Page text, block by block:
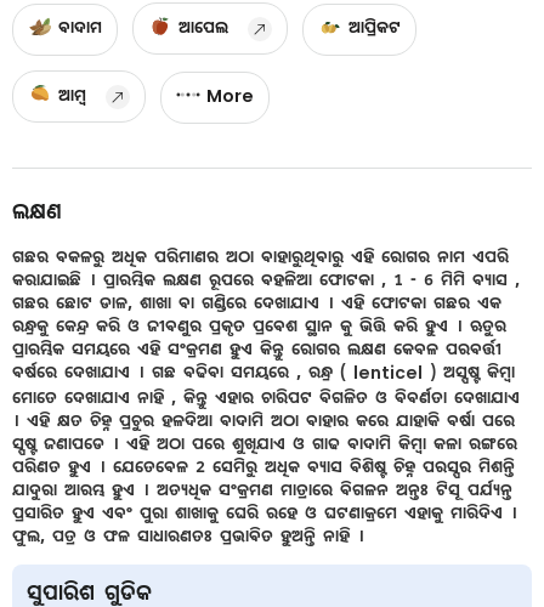
ବାଦାମ ଆପେଲ ଆପ୍ରିକଟ
ଆମ୍ବ More
ଲକ୍ଷଣ
ଗଛର ବକଳରୁ ଅଧିକ ପରିମାଣର ଅଠା ବାହାରୁଥିବାରୁ ଏହି ରୋଗର ନାମ ଏପରି
କରାଯାଇଛି । ପ୍ରାରମ୍ଭିକ ଲକ୍ଷଣ ରୂପରେ ବହଳିଆ ଫୋଟକା , 1 - 6 ମିମି ବ୍ୟାସ ,
ଗଛର ଛୋଟ ଡାଳ, ଶାଖା ବା ଗଣ୍ଡିରେ ଦେଖାଯାଏ । ଏହି ଫୋଟକା ଗଛର ଏକ
ରନ୍ଧ୍ରକୁ କେନ୍ଦ୍ର କରି ଓ ଜୀବଣୁର ପ୍ରକୃତ ପ୍ରବେଶ ସ୍ଥାନ କୁ ଭିତ୍ତି କରି ହୁଏ । ଋତୁର
ପ୍ରାରମ୍ଭିକ ସମୟରେ ଏହି ସଂକ୍ରମଣ ହୁଏ କିନ୍ତୁ ରୋଗର ଲକ୍ଷଣ କେବଳ ପରବର୍ତ୍ତୀ
ବର୍ଷରେ ଦେଖାଯାଏ । ଗଛ ବଢିବା ସମୟରେ , ରନ୍ଧ୍ର ( lenticel ) ଅସ୍ପଷ୍ଟ କିମ୍ବା
ମୋତେ ଦେଖାଯାଏ ନାହି , କିନ୍ତୁ ଏହାର ଚାରିପଟ ବିଗଳିତ ଓ ବିବର୍ଣତା ଦେଖାଯାଏ
। ଏହି କ୍ଷତ ଚିହ୍ନ ପ୍ରଚୁର ହଳଦିଆ ବାଦାମି ଅଠା ବାହାର କରେ ଯାହାକି ବର୍ଷା ପରେ
ସ୍ପଷ୍ଟ ଜଣାପଡେ । ଏହି ଅଠା ପରେ ଶୁଖିଯାଏ ଓ ଗାଢ ବାଦାମି କିମ୍ବା କଳା ରଙ୍ଗରେ
ପରିଣତ ହୁଏ । ଯେତେବେଳ 2 ସେମିରୁ ଅଧିକ ବ୍ୟାସ ବିଶିଷ୍ଟ ଚିହ୍ନ ପରସ୍ପର ମିଶନ୍ତି
ଯାଦୁରା ଆରମ୍ଭ ହୁଏ । ଅତ୍ୟଧିକ ସଂକ୍ରମଣ ମାତ୍ରାରେ ବିଗଳନ ଅନ୍ତଃ ଟିସୂ ପର୍ଯ୍ୟନ୍ତ
ପ୍ରସାରିତ ହୁଏ ଏବଂ ପୁରା ଶାଖାକୁ ଘେରି ରହେ ଓ ଘଟଣାକ୍ରମେ ଏହାକୁ ମାରିଦିଏ ।
ଫୁଲ, ପତ୍ର ଓ ଫଳ ସାଧାରଣତଃ ପ୍ରଭାବିତ ହୁଅନ୍ତି ନାହି ।
ସୁପାରିଶ ଗୁଡିକ